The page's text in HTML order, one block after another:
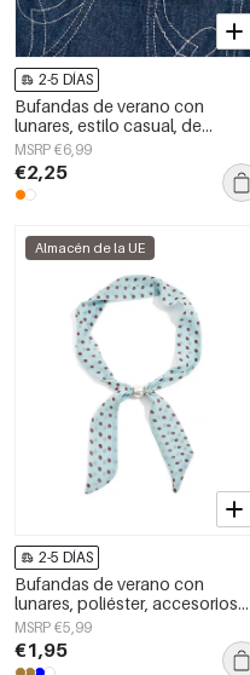
2-5 DÍAS
Bufandas de verano con
lunares, estilo casual, de
poliéster, accesorios para el día
a día.
MSRP €6,99
€2,25
Almacén de la UE
2-5 DÍAS
Bufandas de verano con
lunares, poliéster, accesorios
diarios
MSRP €5,99
€1,95